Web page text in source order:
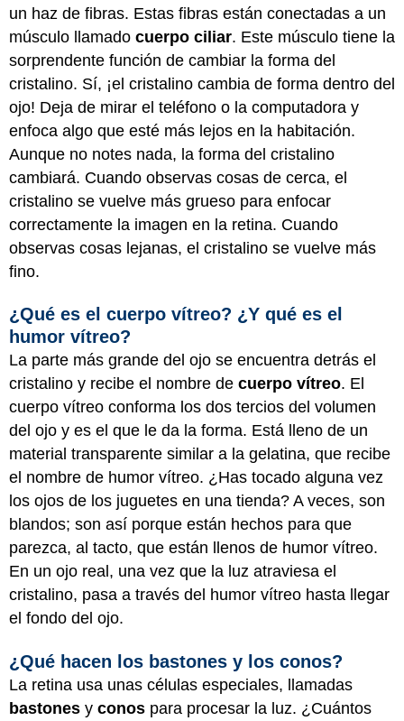
un haz de fibras. Estas fibras están conectadas a un
músculo llamado cuerpo ciliar. Este músculo tiene la
sorprendente función de cambiar la forma del
cristalino. Sí, ¡el cristalino cambia de forma dentro del
ojo! Deja de mirar el teléfono o la computadora y
enfoca algo que esté más lejos en la habitación.
Aunque no notes nada, la forma del cristalino
cambiará. Cuando observas cosas de cerca, el
cristalino se vuelve más grueso para enfocar
correctamente la imagen en la retina. Cuando
observas cosas lejanas, el cristalino se vuelve más
fino.
¿Qué es el cuerpo vítreo? ¿Y qué es el
humor vítreo?
La parte más grande del ojo se encuentra detrás el
cristalino y recibe el nombre de cuerpo vítreo. El
cuerpo vítreo conforma los dos tercios del volumen
del ojo y es el que le da la forma. Está lleno de un
material transparente similar a la gelatina, que recibe
el nombre de humor vítreo. ¿Has tocado alguna vez
los ojos de los juguetes en una tienda? A veces, son
blandos; son así porque están hechos para que
parezca, al tacto, que están llenos de humor vítreo.
En un ojo real, una vez que la luz atraviesa el
cristalino, pasa a través del humor vítreo hasta llegar
el fondo del ojo.
¿Qué hacen los bastones y los conos?
La retina usa unas células especiales, llamadas
bastones y conos para procesar la luz. ¿Cuántos